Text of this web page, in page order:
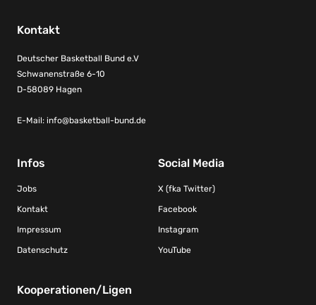
Kontakt
Deutscher Basketball Bund e.V
Schwanenstraße 6-10
D-58089 Hagen
E-Mail: info@basketball-bund.de
Infos
Jobs
Kontakt
Impressum
Datenschutz
Social Media
X (fka Twitter)
Facebook
Instagram
YouTube
Kooperationen/Ligen